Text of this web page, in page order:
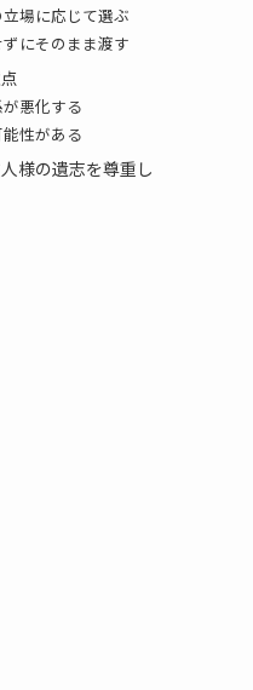
場に応じて選ぶ
にそのまま渡す
悪化する
性がある
様の遺志を尊重し